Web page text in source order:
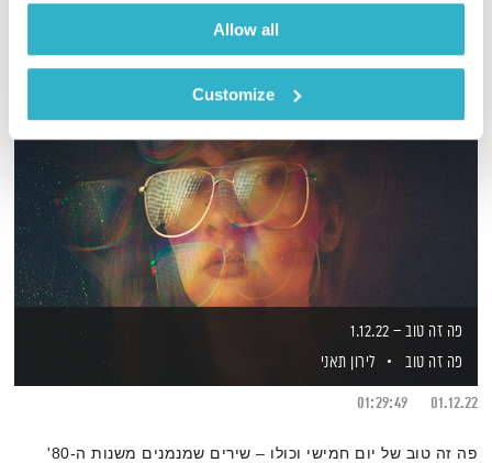
Allow all
Customize
פה זה טוב – 1.12.22
פה זה טוב
לירון תאני
01.12.22
01:29:49
פה זה טוב של יום חמישי וכולו – שירים שמנמנים משנות ה-80'